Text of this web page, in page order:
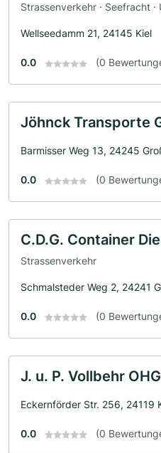
Strassenverkehr · Seefracht ·
Wellseedamm 21, 24145 Kiel
0.0 (0
Jöhnck Transporte
Barmisser Weg 13, 24245
0.0 (0
C.D.G. Container
Strassenverkehr
Schmalsteder Weg 2, 24241
0.0 (0
J. u. P. Vollbehr OHG
Eckernförder Str. 256, 24119
0.0 (0